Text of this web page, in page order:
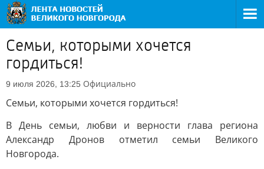
Семьи, которыми хочется
гордиться!
9 июля 2026, 13:25 Официально
Семьи, которыми хочется гордиться!
В День семьи, любви и верности глава региона
Александр Дронов отметил семьи Великого
Новгорода.